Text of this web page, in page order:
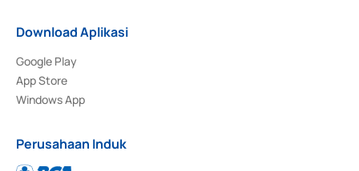
Download Aplikasi
Google Play
App Store
Windows App
Perusahaan Induk